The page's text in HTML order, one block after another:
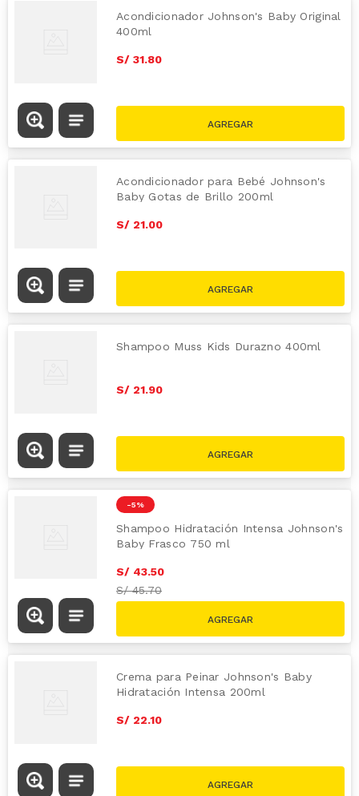
Acondicionador Johnson's Baby Original
400ml
S/ 31.80
Acondicionador para Bebé Johnson's
Baby Gotas de Brillo 200ml
S/ 21.00
Shampoo Muss Kids Durazno 400ml
S/ 21.90
-5 %
Shampoo Hidratación Intensa Johnson's
Baby Frasco 750 ml
S/ 43.50
S/45.70
Crema para Peinar Johnson's Baby
Hidratación Intensa 200ml
S/ 22.10